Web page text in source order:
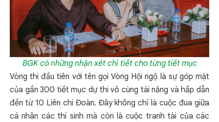
BGK có những nhận xét chi tiết cho từng tiết mục
Vòng thi đầu tiên với tên gọi Vòng Hội ngộ là sự góp mặt
của gần 300 tiết mục dự thi vô cùng tài năng và hấp dẫn
đến từ 10 Liên chi Đoàn. Đây không chỉ là cuộc đua giữa
cá nhân các thí sinh mà còn là cuộc tranh tài của các